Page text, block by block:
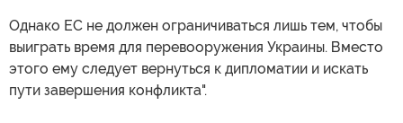
Однако ЕС не должен ограничиваться лишь тем, чтобы
выиграть время для перевооружения Украины. Вместо
этого ему следует вернуться к дипломатии и искать
пути завершения конфликта".